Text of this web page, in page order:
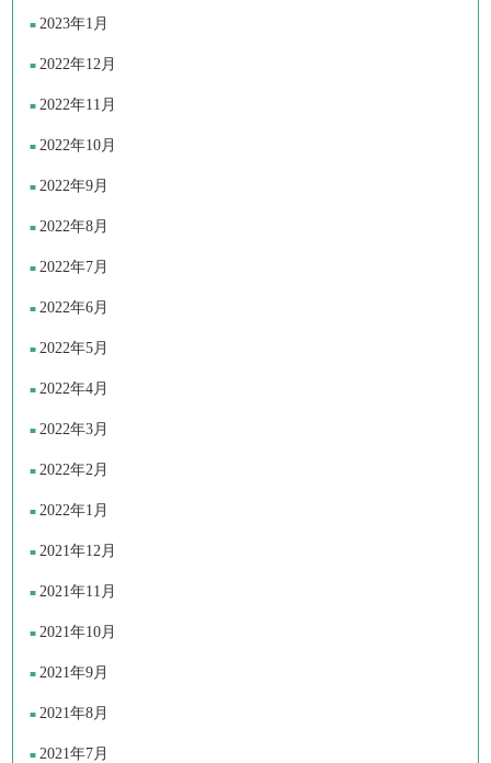
2023年1月
2022年12月
2022年11月
2022年10月
2022年9月
2022年8月
2022年7月
2022年6月
2022年5月
2022年4月
2022年3月
2022年2月
2022年1月
2021年12月
2021年11月
2021年10月
2021年9月
2021年8月
2021年7月